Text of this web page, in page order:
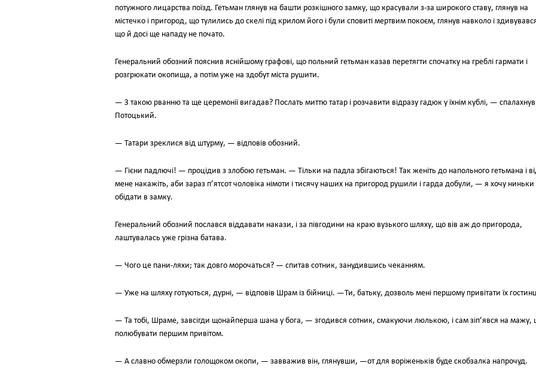
потужного лицарства поїзд. Гетьман глянув на башти розкішного замку, що красували з-за широкого ставу, глянув на
містечко і пригород, що тулились до скелі під крилом його і були сповиті мертвим покоєм, глянув навколо і
що й досі ще нападу не почато.
Генеральний обозний пояснив яснійшому графові, що польний гетьман казав перетягти спочатку на греблі гармати і
розгрюкати окопища, а потім уже на здобут міста рушити.
— З такою рванню та ще церемонії вигадав? Послать миттю татар і розчавити відразу гадюк у їхнім кублі, — спалахнув
Потоцький.
— Татари зреклися від штурму, — відповів обозний.
— Гієни падлючі! — процідив з злобою гетьман. — Тільки на падла збігаються! Так женіть до напольного гетьмана і
мене накажіть, аби зараз п’ятсот чоловіка німоти і тисячу наших на пригород рушили і гарда добули, — я хочу ниньки
обідати в замку.
Генеральний обозний послався віддавати накази, і за півгодини на краю вузького шляху, що вів аж до пригорода,
лаштувалась уже грізна батава.
— Чого це пани-ляхи; так довго морочаться? — спитав сотник, занудившись чеканням.
— Уже на шляху готуються, дурні, — відповів Шрам із бійниці. —Ти, батьку, дозволь мені першому привітати їх
— Та тобі, Шраме, завсігди щонайперша шана у бога, — згодився сотник, смакуючи люлькою, і сам зіп’явся на мажу,
полюбувати першим привітом.
— А славно обмерзли голощоком окопи, — завважив він, глянувши, —от для воріженьків буде скобзалка напрочуд.